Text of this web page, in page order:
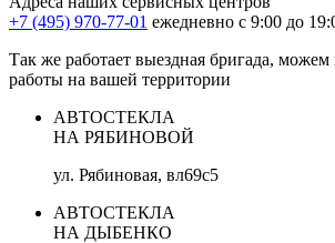
+7 (495) 970-77-01 ежедневно с 9:00 до
Так же работает выездная бригада,
работы на вашей территории
АВТОСТЕКЛА
НА РЯБИНОВОЙ
ул. Рябиновая, вл69с5
АВТОСТЕКЛА
НА ДЫБЕНКО